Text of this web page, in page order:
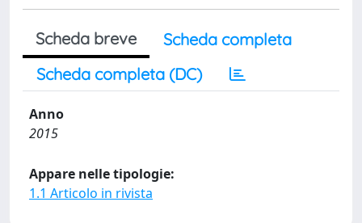
Scheda breve
Scheda completa
Scheda completa (DC)
Anno
2015
Appare nelle tipologie:
1.1 Articolo in rivista